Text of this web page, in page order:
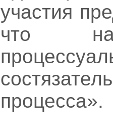
участия
что
процесса».